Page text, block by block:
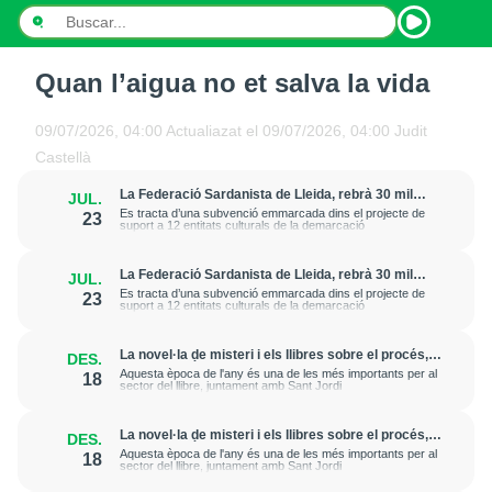
PODCASTS
ESPORTS
Quan l’aigua no et salva la vida
09/07/2026, 04:00 Actualiazat el 09/07/2026, 04:00 Judit
Castellà
JUL.
23
La Federació Sardanista de Lleida, rebrà 30 mil
euros anuals de l’IEI fins al 2023
Es tracta d’una subvenció emmarcada dins el projecte de
suport a 12 entitats culturals de la demarcació
JUL.
23
La Federació Sardanista de Lleida, rebrà 30 mil
euros anuals de l’IEI fins al 2023
Es tracta d’una subvenció emmarcada dins el projecte de
suport a 12 entitats culturals de la demarcació
DES.
18
La novel·la de misteri i els llibres sobre el procés,
entre els més sol·licitats per regalar aquest Nadal
Aquesta època de l'any és una de les més importants per al
sector del llibre, juntament amb Sant Jordi
DES.
18
La novel·la de misteri i els llibres sobre el procés,
entre els més sol·licitats per regalar aquest Nadal
Aquesta època de l'any és una de les més importants per al
sector del llibre, juntament amb Sant Jordi